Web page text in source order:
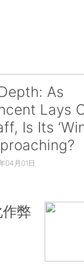
As
Lays
Is Its
04月01日
弊